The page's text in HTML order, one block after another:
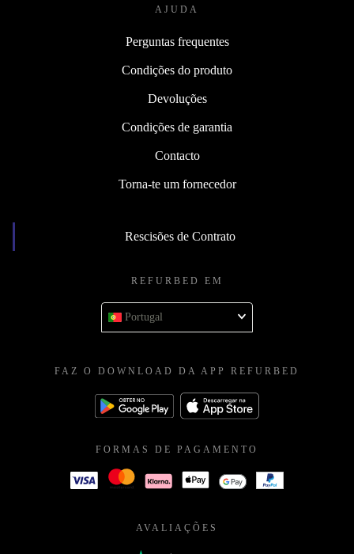
AJUDA
Perguntas frequentes
Condições do produto
Devoluções
Condições de garantia
Contacto
Torna-te um fornecedor
Rescisões de Contrato
REFURBED EM
Portugal
FAZ O DOWNLOAD DA APP REFURBED
FORMAS DE PAGAMENTO
AVALIAÇÕES